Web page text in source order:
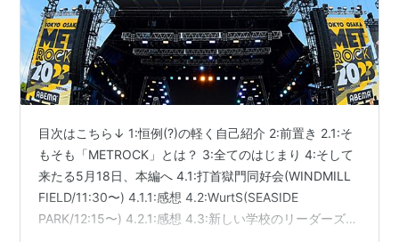
目次はこちら↓ 1:恒例(?)の軽く自己紹介 2:前置き 2.1:そ
もそも「METROCK」とは？ 3:全てのはじまり 4:そして
来たる5月18日、本編へ 4.1:打首獄門同好会(WINDMILL
FIELD/11:30〜) 4.1.1:感想 4.2:WurtS(SEASIDE
PARK/12:15〜) 4.2.1:感想 4.3:新しい学校のリーダーズ